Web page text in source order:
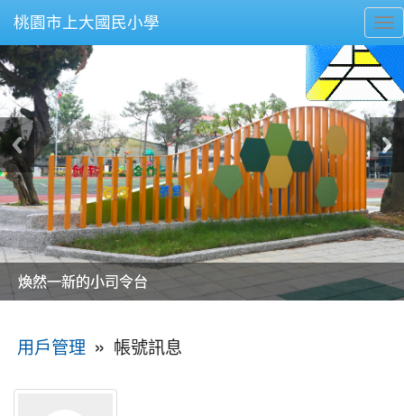
桃園市上大國民小學
美麗的操場是我們活力的來源
美麗的操場是我們活力的來源
煥然一新的小司令台
煥然一新的小司令台
富含桃園埤塘田園風光意象的中廊
富含桃園埤塘田園風光意象的中廊
嶄新的中庭廣場
嶄新的中庭廣場
水生池生生不息
水生池生生不息
用戶管理 » 帳號訊息